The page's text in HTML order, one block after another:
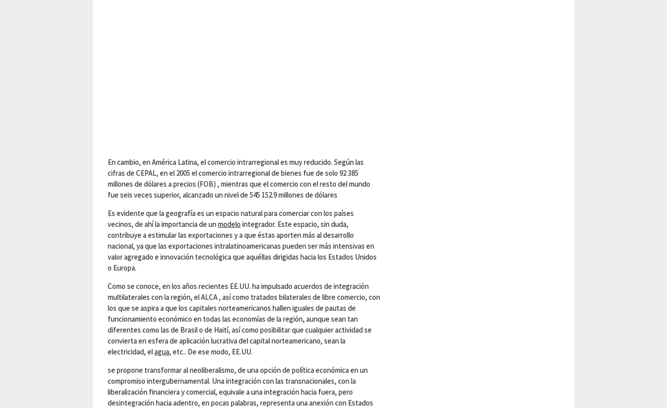
En cambio, en América Latina, el comercio intrarregional es muy reducido. Según las
cifras de CEPAL, en el 2005 el comercio intrarregional de bienes fue de solo 92 385
millones de dólares a precios (FOB) , mientras que el comercio con el resto del mundo
fue seis veces superior, alcanzado un nivel de 545 152.9 millones de dólares
Es evidente que la geografía es un espacio natural para comerciar con los países
vecinos, de ahí la importancia de unmodelo integrador. Este espacio, sin duda,
contribuye a estimular las exportaciones y a que éstas aporten más al desarrollo
nacional, ya que las exportaciones intralatinoamericanas pueden ser más intensivas en
valor agregado e innovación tecnológica que aquéllas dirigidas hacia los Estados Unidos
o Europa.
Como se conoce, en los años recientes EE.UU. ha impulsado acuerdos de integración
multilaterales con la región, el ALCA , así como tratados bilaterales de libre comercio, con
los que se aspira a que los capitales norteamericanos hallen iguales de pautas de
funcionamiento económico en todas las economías de la región, aunque sean tan
diferentes como las de Brasil o de Haití, así como posibilitar que cualquier actividad se
convierta en esfera de aplicación lucrativa del capital norteamericano, sean la
electricidad, elagua, etc.. De ese modo, EE.UU.
se propone transformar al neoliberalismo, de una opción de política económica en un
compromiso intergubernamental. Una integración con las transnacionales, con la
liberalización financiera y comercial, equivale a una integración hacia fuera, pero
desintegración hacia adentro, en pocas palabras, representa una anexión con Estados